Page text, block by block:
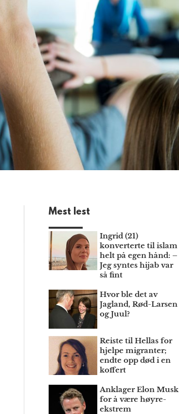
Mest lest
Ingrid (21)
konverterte til islam
helt på egen hånd: –
Jeg syntes hijab var
så fint
Hvor ble det av
Jagland, Rød-Larsen
og Juul?
Reiste til Hellas for
hjelpe migranter;
endte opp død i en
koffert
Anklager Elon Musk
for å være høyre­
ekstrem